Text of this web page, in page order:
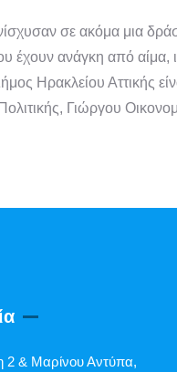
σε ακόμα μια
ανάγκη από αίμα,
Ηρακλείου Αττικής
Γιώργου
2 & Μαρίνου Αντύπα,